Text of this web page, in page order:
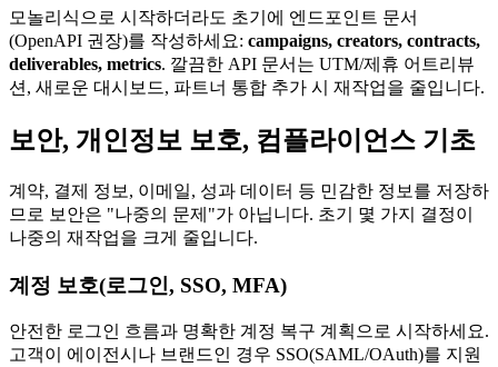
모놀리식으로 시작하더라도 초기에 엔드포인트 문서
(OpenAPI 권장)를 작성하세요: campaigns, creators, contracts,
deliverables, metrics. 깔끔한 API 문서는 UTM/제휴 어트리뷰
션, 새로운 대시보드, 파트너 통합 추가 시 재작업을 줄입니다.
보안, 개인정보 보호, 컴플라이언스 기초
계약, 결제 정보, 이메일, 성과 데이터 등 민감한 정보를 저장하
므로 보안은 "나중의 문제"가 아닙니다. 초기 몇 가지 결정이
나중의 재작업을 크게 줄입니다.
계정 보호(로그인, SSO, MFA)
안전한 로그인 흐름과 명확한 계정 복구 계획으로 시작하세요.
고객이 에이전시나 브랜드인 경우 SSO(SAML/OAuth)를 지원